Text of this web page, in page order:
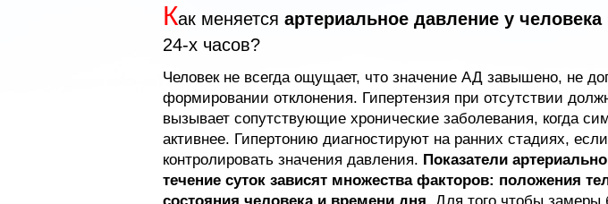
Как меняется артериальное давление у человека
24-х часов?
Человек не всегда ощущает, что значение АД завышено, не
формировании отклонения. Гипертензия при отсутствии
вызывает сопутствующие хронические заболевания, когда
активнее. Гипертонию диагностируют на ранних стадиях,
контролировать значения давления. Показатели
течение суток зависят множества факторов: положения